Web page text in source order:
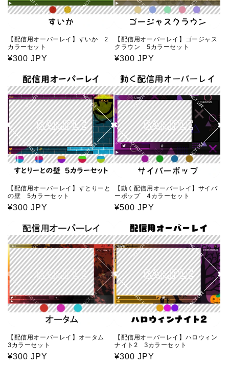
【配信用オーバーレイ】すいか 2
カラーセット
通
格
¥300 JPY
【配信用オーバーレイ】ゴージャス
クラウン 5カラーセット
通
価
格
¥300 JPY
【配信用オーバーレイ】すとりーと
の壁 5カラーセット
通
格
¥300 JPY
【動く配信用オーバーレイ】サイバ
ーポップ 4カラーセット
通
格
¥500 JPY
【配信用オーバーレイ】オータム
3カラーセット
通
¥300 JPY
【配信用オーバーレイ】ハロウィン
ナイト2 3カラーセット
通
¥300 JPY